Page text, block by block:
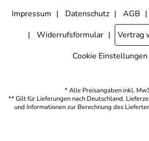
Impressum Datenschutz AGB
Widerrufsformular
Vertrag
Cookie Einstellungen
* Alle Preisangaben inkl.
** Gilt für Lieferungen nach Deutschland.
und Informationen zur Berechnung des